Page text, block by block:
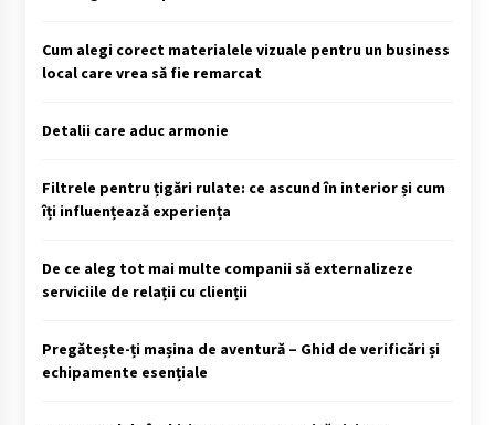
Cum alegi corect materialele vizuale pentru un business
local care vrea să fie remarcat
Detalii care aduc armonie
Filtrele pentru țigări rulate: ce ascund în interior și cum
îți influențează experiența
De ce aleg tot mai multe companii să externalizeze
serviciile de relații cu clienții
Pregătește-ți mașina de aventură – Ghid de verificări și
echipamente esențiale